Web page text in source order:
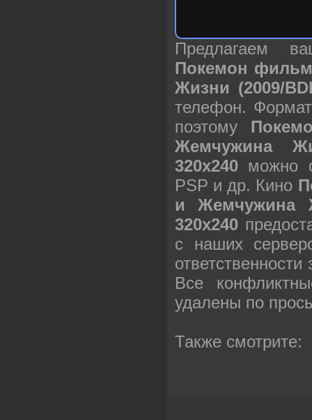
Предлагаем
Покемон
Жизни (2009/
телефон.
поэтому
Жемчужина
320х240 можно
PSP и др. Кино
и Жемчужина
320х240
с наших
Все
удалены по
Также смотрите: